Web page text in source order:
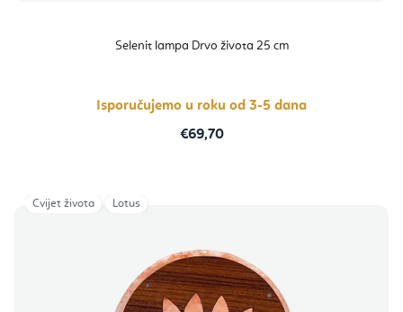
Selenit lampa Drvo života 25 cm
Isporučujemo u roku od 3-5 dana
€69,70
Cvijet života Lotus